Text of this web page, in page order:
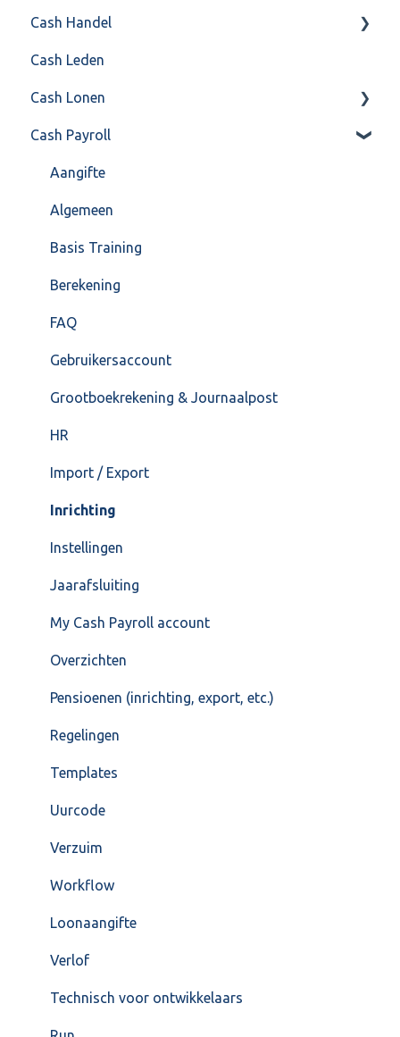
Factureren
Instellingen
Algemeen
Formulierlayout
Cash Handel
Inkoop
Verkoop
Voorraad
Overig
VoorraadService & Onderhoud
Cash Leden
Cash Lonen
Algemeen
Inrichting
Jaarafsluiting
Salarisberekening
Overig
FAQ – Beëindiging CASH Lonen en overstap naar
Cash Payroll
Aangifte
Algemeen
Basis Training
Berekening
FAQ
Gebruikersaccount
Grootboekrekening & Journaalpost
HR
Import / Export
Inrichting
Instellingen
Jaarafsluiting
My Cash Payroll account
Overzichten
Pensioenen (inrichting, export, etc.)
Regelingen
Templates
Uurcode
Verzuim
Workflow
Loonaangifte
Verlof
Technisch voor ontwikkelaars